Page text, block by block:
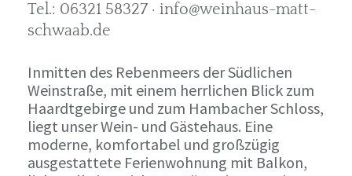
Tel.: 06321 58327 · info@weinhaus-matt-
schwaab.de
Inmitten des Rebenmeers der Südlichen
Weinstraße, mit einem herrlichen Blick zum
Haardtgebirge und zum Hambacher Schloss,
liegt unser Wein- und Gästehaus. Eine
moderne, komfortabel und großzügig
ausgestattete Ferienwohnung mit Balkon,